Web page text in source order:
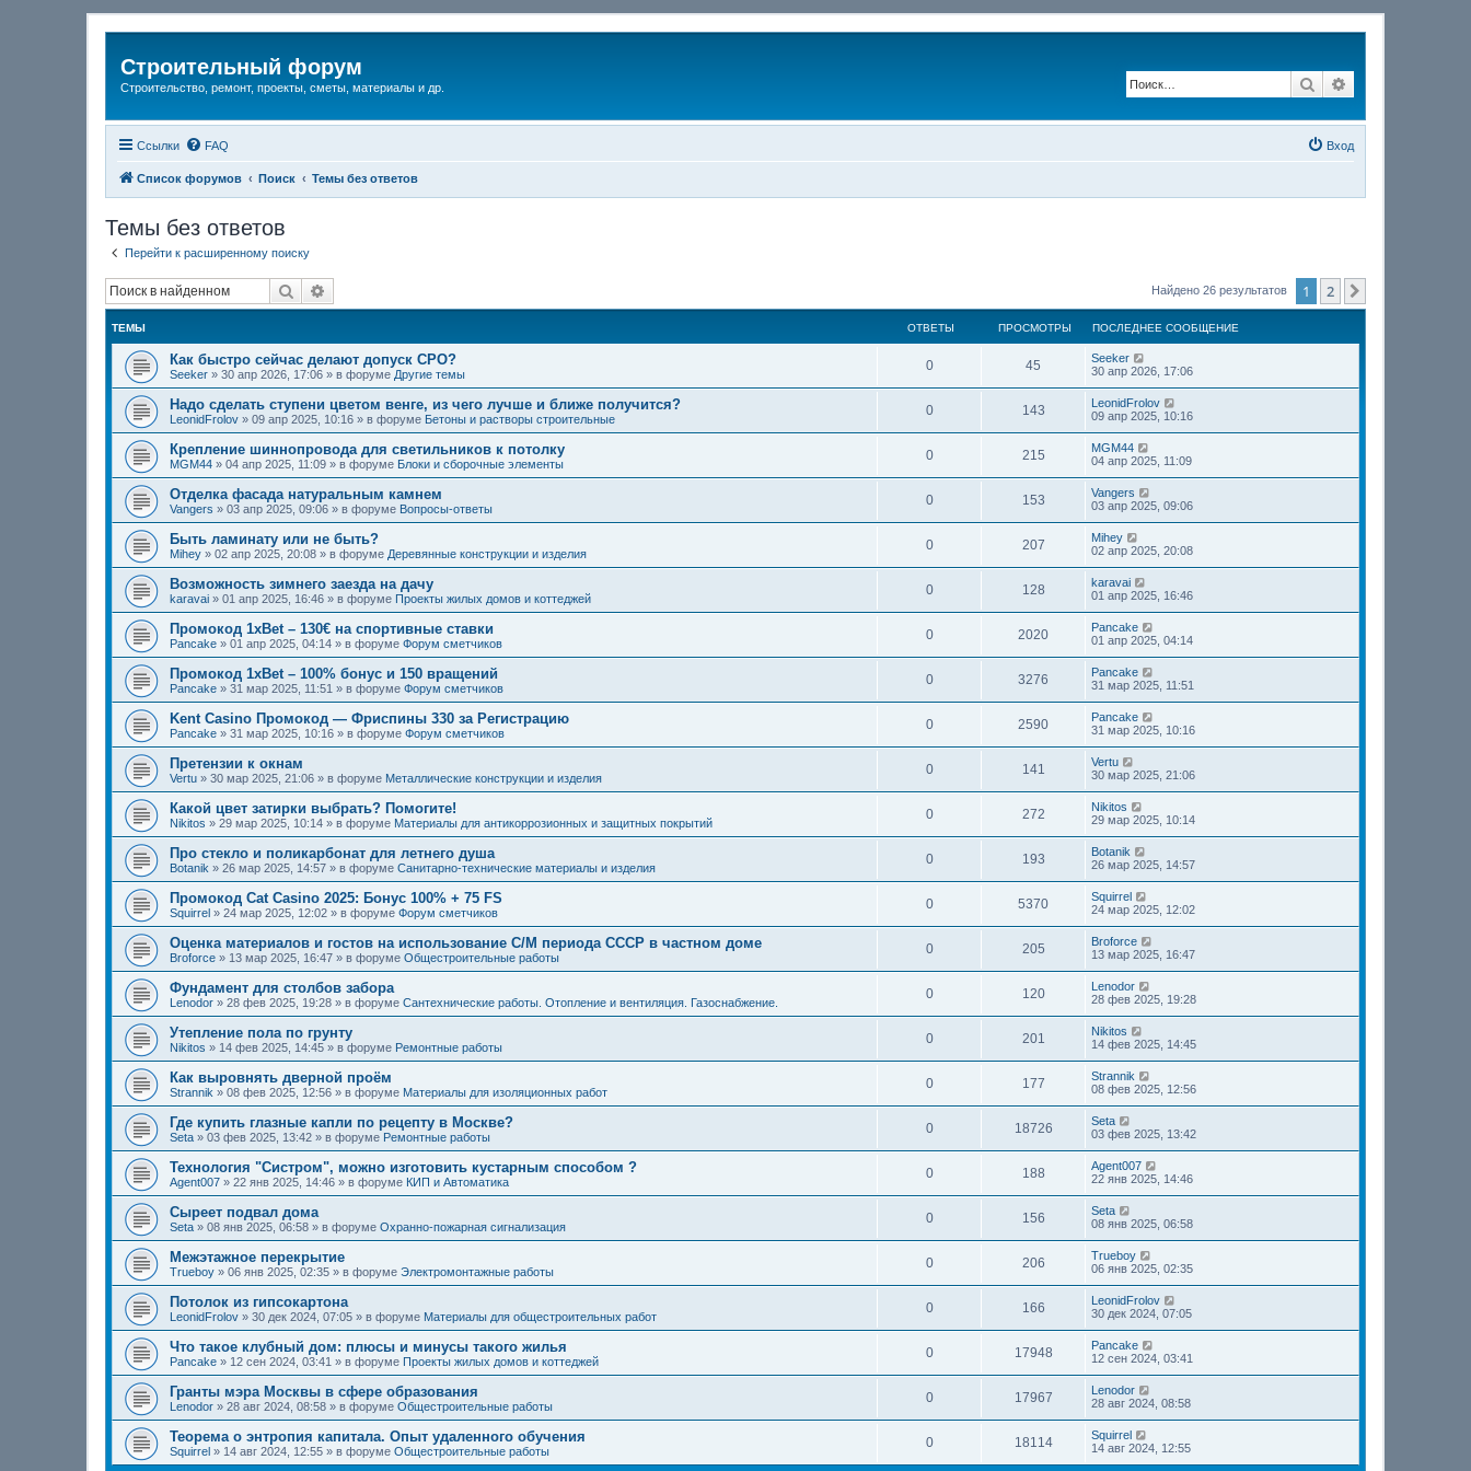
Строительный форум
Строительство, ремонт, проекты, сметы, материалы и др. Поиск
Ссылки FAQ Вход
Список форумов Поиск Темы без ответов
Темы без ответов
Перейти к расширенному поиску
Поиск Найдено 26 результатов 1 2
ТЕМЫ ОТВЕТЫ ПРОСМОТРЫ ПОСЛЕДНЕЕ СООБЩЕНИЕ
Как быстро сейчас делают допуск СРО?
Seeker » 30 апр 2026, 17:06 » в форуме Другие темы
0 45
Seeker
30 апр 2026, 17:06
Надо сделать ступени цветом венге, из чего лучше и ближе получится?
LeonidFrolov » 09 апр 2025, 10:16 » в форуме Бетоны и растворы строительные
0 143
LeonidFrolov
09 апр 2025, 10:16
Крепление шиннопровода для светильников к потолку
MGM44 » 04 апр 2025, 11:09 » в форуме Блоки и сборочные элементы
0 215
MGM44
04 апр 2025, 11:09
Отделка фасада натуральным камнем
Vangers » 03 апр 2025, 09:06 » в форуме Вопросы-ответы
0 153
Vangers
03 апр 2025, 09:06
Быть ламинату или не быть?
Mihey » 02 апр 2025, 20:08 » в форуме Деревянные конструкции и изделия
0 207
Mihey
02 апр 2025, 20:08
Возможность зимнего заезда на дачу
karavai » 01 апр 2025, 16:46 » в форуме Проекты жилых домов и коттеджей
0 128
karavai
01 апр 2025, 16:46
Промокод 1xBet – 130€ на спортивные ставки
Pancake » 01 апр 2025, 04:14 » в форуме Форум сметчиков
0 2020
Pancake
01 апр 2025, 04:14
Промокод 1xBet – 100% бонус и 150 вращений
Pancake » 31 мар 2025, 11:51 » в форуме Форум сметчиков
0 3276
Pancake
31 мар 2025, 11:51
Kent Casino Промокод — Фриспины 330 за Регистрацию
Pancake » 31 мар 2025, 10:16 » в форуме Форум сметчиков
0 2590
Pancake
31 мар 2025, 10:16
Претензии к окнам
Vertu » 30 мар 2025, 21:06 » в форуме Металлические конструкции и изделия
0 141
Vertu
30 мар 2025, 21:06
Какой цвет затирки выбрать? Помогите!
Nikitos » 29 мар 2025, 10:14 » в форуме Материалы для антикоррозионных и защитных покрытий
0 272
Nikitos
29 мар 2025, 10:14
Про стекло и поликарбонат для летнего душа
Botanik » 26 мар 2025, 14:57 » в форуме Санитарно-технические материалы и изделия
0 193
Botanik
26 мар 2025, 14:57
Промокод Cat Casino 2025: Бонус 100% + 75 FS
Squirrel » 24 мар 2025, 12:02 » в форуме Форум сметчиков
0 5370
Squirrel
24 мар 2025, 12:02
Оценка материалов и гостов на использование С/М периода СССР в частном доме
Broforce » 13 мар 2025, 16:47 » в форуме Общестроительные работы
0 205
Broforce
13 мар 2025, 16:47
Фундамент для столбов забора
Lenodor » 28 фев 2025, 19:28 » в форуме Сантехнические работы. Отопление и вентиляция. Газоснабжение.
0 120
Lenodor
28 фев 2025, 19:28
Утепление пола по грунту
Nikitos » 14 фев 2025, 14:45 » в форуме Ремонтные работы
0 201
Nikitos
14 фев 2025, 14:45
Как выровнять дверной проём
Strannik » 08 фев 2025, 12:56 » в форуме Материалы для изоляционных работ
0 177
Strannik
08 фев 2025, 12:56
Где купить глазные капли по рецепту в Москве?
Seta » 03 фев 2025, 13:42 » в форуме Ремонтные работы
0 18726
Seta
03 фев 2025, 13:42
Технология "Систром", можно изготовить кустарным способом ?
Agent007 » 22 янв 2025, 14:46 » в форуме КИП и Автоматика
0 188
Agent007
22 янв 2025, 14:46
Сыреет подвал дома
Seta » 08 янв 2025, 06:58 » в форуме Охранно-пожарная сигнализация
0 156
Seta
08 янв 2025, 06:58
Межэтажное перекрытие
Trueboy » 06 янв 2025, 02:35 » в форуме Электромонтажные работы
0 206
Trueboy
06 янв 2025, 02:35
Потолок из гипсокартона
LeonidFrolov » 30 дек 2024, 07:05 » в форуме Материалы для общестроительных работ
0 166
LeonidFrolov
30 дек 2024, 07:05
Что такое клубный дом: плюсы и минусы такого жилья
Pancake » 12 сен 2024, 03:41 » в форуме Проекты жилых домов и коттеджей
0 17948
Pancake
12 сен 2024, 03:41
Гранты мэра Москвы в сфере образования
Lenodor » 28 авг 2024, 08:58 » в форуме Общестроительные работы
0 17967
Lenodor
28 авг 2024, 08:58
Теорема о энтропия капитала. Опыт удаленного обучения
Squirrel » 14 авг 2024, 12:55 » в форуме Общестроительные работы
0 18114
Squirrel
14 авг 2024, 12:55